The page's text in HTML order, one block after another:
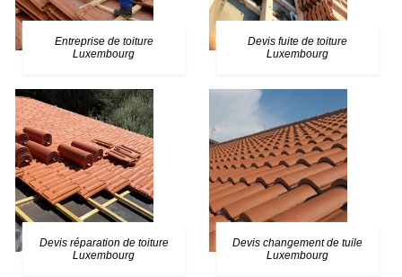
Entreprise de toiture
Luxembourg
Devis fuite de toiture
Luxembourg
Devis réparation de toiture
Luxembourg
Devis changement de tuile
Luxembourg